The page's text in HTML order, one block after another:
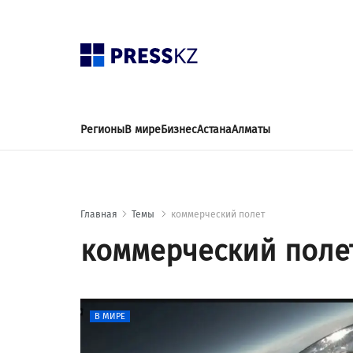
РегионыВ миреБизнесАстанаАлматы
Главная Темы коммерческий полет
коммерческий
В МИРЕ